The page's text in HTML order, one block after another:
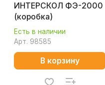
ИНТЕРСКОЛ ФЭ-2000
(коробка)
Есть в наличии
Арт. 98585
В корзину